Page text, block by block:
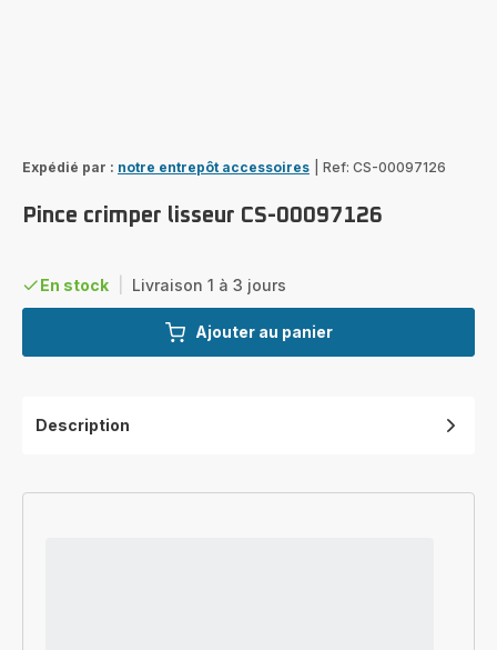
Expédié par : notre entrepôt accessoires Ref: CS-00097126
Pince crimper lisseur CS-00097126
En stock Livraison 1 à 3 jours
Ajouter au panier
Description